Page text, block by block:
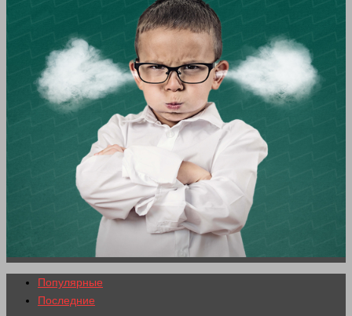
Популярные
Последние